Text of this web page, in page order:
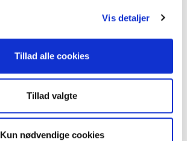
Vis detaljer
Tillad alle cookies
Tillad valgte
Kun nødvendige cookies